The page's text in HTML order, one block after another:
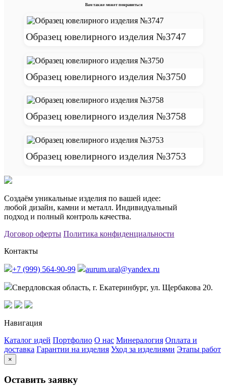
Вам также может понравиться
Образец ювелирного изделия №3747
Образец ювелирного изделия №3750
Образец ювелирного изделия №3758
Образец ювелирного изделия №3753
Создаём уникальные изделия по вашей идее:
любой дизайн, камни и металл. Индивидуальный
подход и полный контроль качества.
Договор оферты Политика конфиденциальности
Контакты
+7 (999) 564-90-99 aurum.ural@yandex.ru
Свердловская область, г. Екатеринбург, ул. Щербакова 20.
Навигация
Каталог идей Портфолио О нас Минералогия Оплата и
доставка Гарантии на изделия Уход за изделиями Этапы работ
×
Оставить заявку